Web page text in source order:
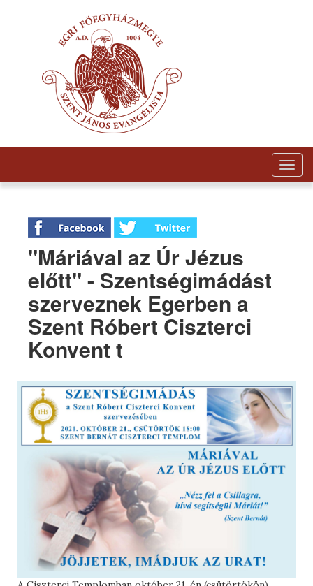
"Máriával az Úr Jézus
előtt" - Szentségimádást
szerveznek Egerben a
Szent Róbert Ciszterci
Konvent t